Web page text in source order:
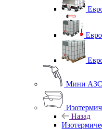
Мини АЗС
Назад